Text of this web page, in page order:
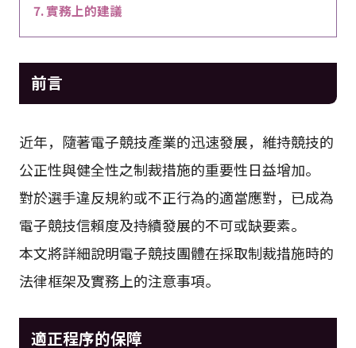
實務上的建議
前言
近年，隨著電子競技產業的迅速發展，維持競技的
公正性與健全性之制裁措施的重要性日益增加。
對於選手違反規約或不正行為的適當應對，已成為
電子競技信賴度及持續發展的不可或缺要素。
本文將詳細說明電子競技團體在採取制裁措施時的
法律框架及實務上的注意事項。
適正程序的保障